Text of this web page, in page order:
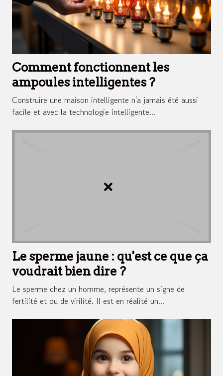
Comment fonctionnent les
ampoules intelligentes ?
Construire une maison intelligente n'a jamais été aussi
facile et avec la technologie intelligente...
Le sperme jaune : qu'est ce que ça
voudrait bien dire ?
Le sperme chez un homme, représente un signe de
fertilité et ou de virilité. Il est en réalité un...